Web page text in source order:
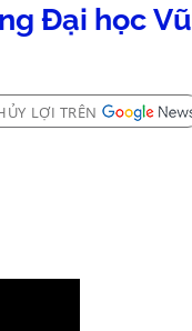
Đại học Vũ
LỢI TRÊN